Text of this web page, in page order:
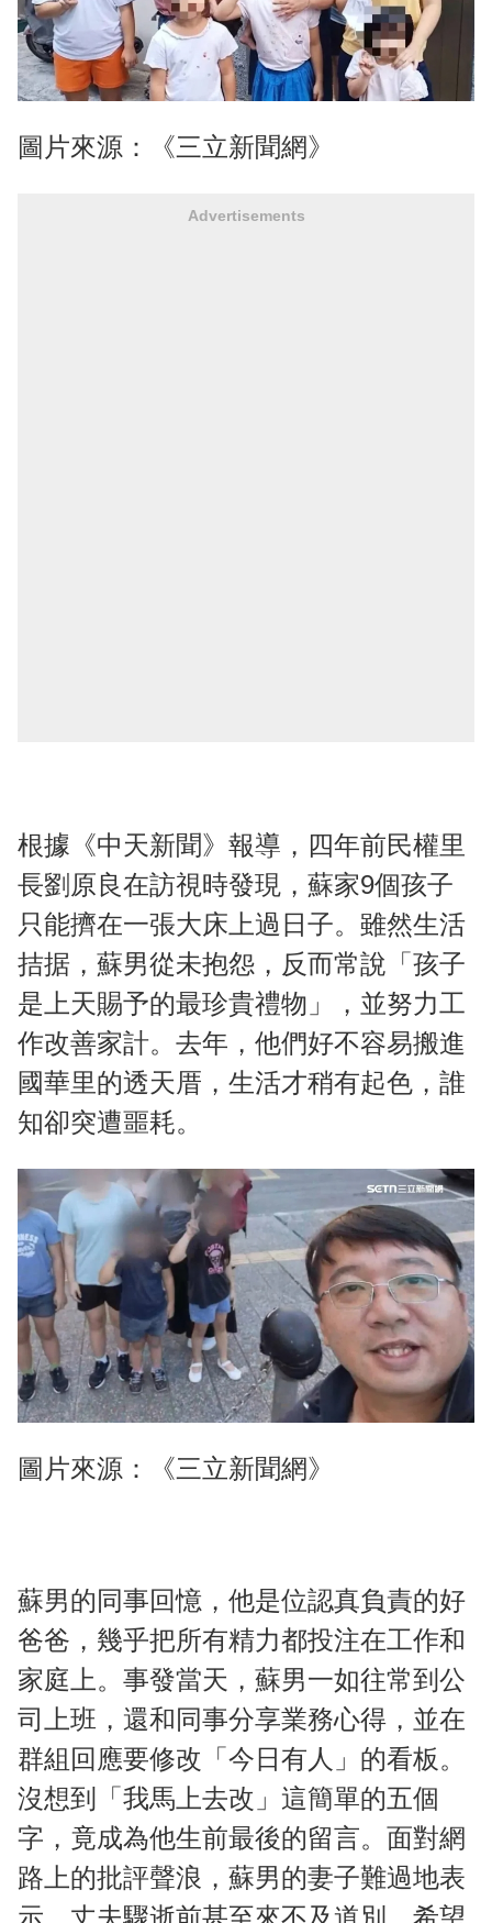
圖片來源：《三立新聞網》
Advertisements
根據《中天新聞》報導，四年前民權里
長劉原良在訪視時發現，蘇家9個孩子
只能擠在一張大床上過日子。雖然生活
拮据，蘇男從未抱怨，反而常說「孩子
是上天賜予的最珍貴禮物」，並努力工
作改善家計。去年，他們好不容易搬進
國華里的透天厝，生活才稍有起色，誰
知卻突遭噩耗。
圖片來源：《三立新聞網》
蘇男的同事回憶，他是位認真負責的好
爸爸，幾乎把所有精力都投注在工作和
家庭上。事發當天，蘇男一如往常到公
司上班，還和同事分享業務心得，並在
群組回應要修改「今日有人」的看板。
沒想到「我馬上去改」這簡單的五個
字，竟成為他生前最後的留言。面對網
路上的批評聲浪，蘇男的妻子難過地表
示，丈夫驟逝前甚至來不及道別，希望